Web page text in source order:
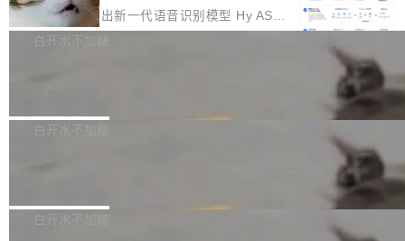
颈。 代码仓深度理解服务（以下简称" CodeBas
e深度理解服务"）是华为云码道（CodeA...
的账号密码进入A集群，输入了一条被程序员圈
称为"删库跑路"的命令——最高管理员权限、无
自研的多个文生3D和...
存永远不够用。 Cloudflare 的 Workers AI 团队
一直在跑这些模型的推理。他们在官方博客上发
整性保护。效果是：吞吐量提升 41%，每 token
腾讯混元正式推出新一代语音识别模型 Hy ASR
3.0preview。基于最新一代大语言模型 Hy3 的
让语音识别不再只是听清，而是真正听懂。通过
w 不要求标准普通话，方言识别覆盖粤语、吴语
白开水不加糖
新和少量网页兼容性修复版本。 Changes/fixe
容提供的字体时出现的几个问题 为避免音频加
白开水不加糖
发布的 Release Notes，他利用 AI 工具（如 Co
白开水不加糖